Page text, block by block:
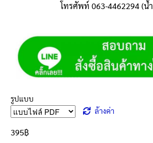
โทรศัพท์ 063-4462294 (น้ำ
รูปแบบ
ล้างค่า
395฿